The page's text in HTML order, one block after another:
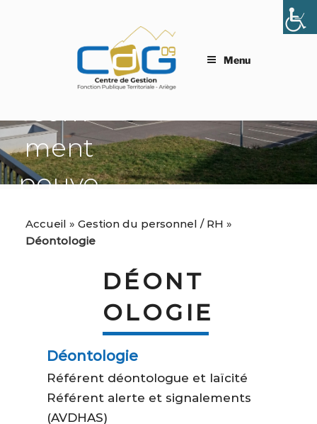
Menu
Com
ment
pouvo
ns-
nous
Recherche
pour
:
Accueil » Gestion du personnel / RH »
Déontologie
DÉONT
OLOGIE
Déontologie
Référent déontologue et laïcité
Référent alerte et signalements
(AVDHAS)